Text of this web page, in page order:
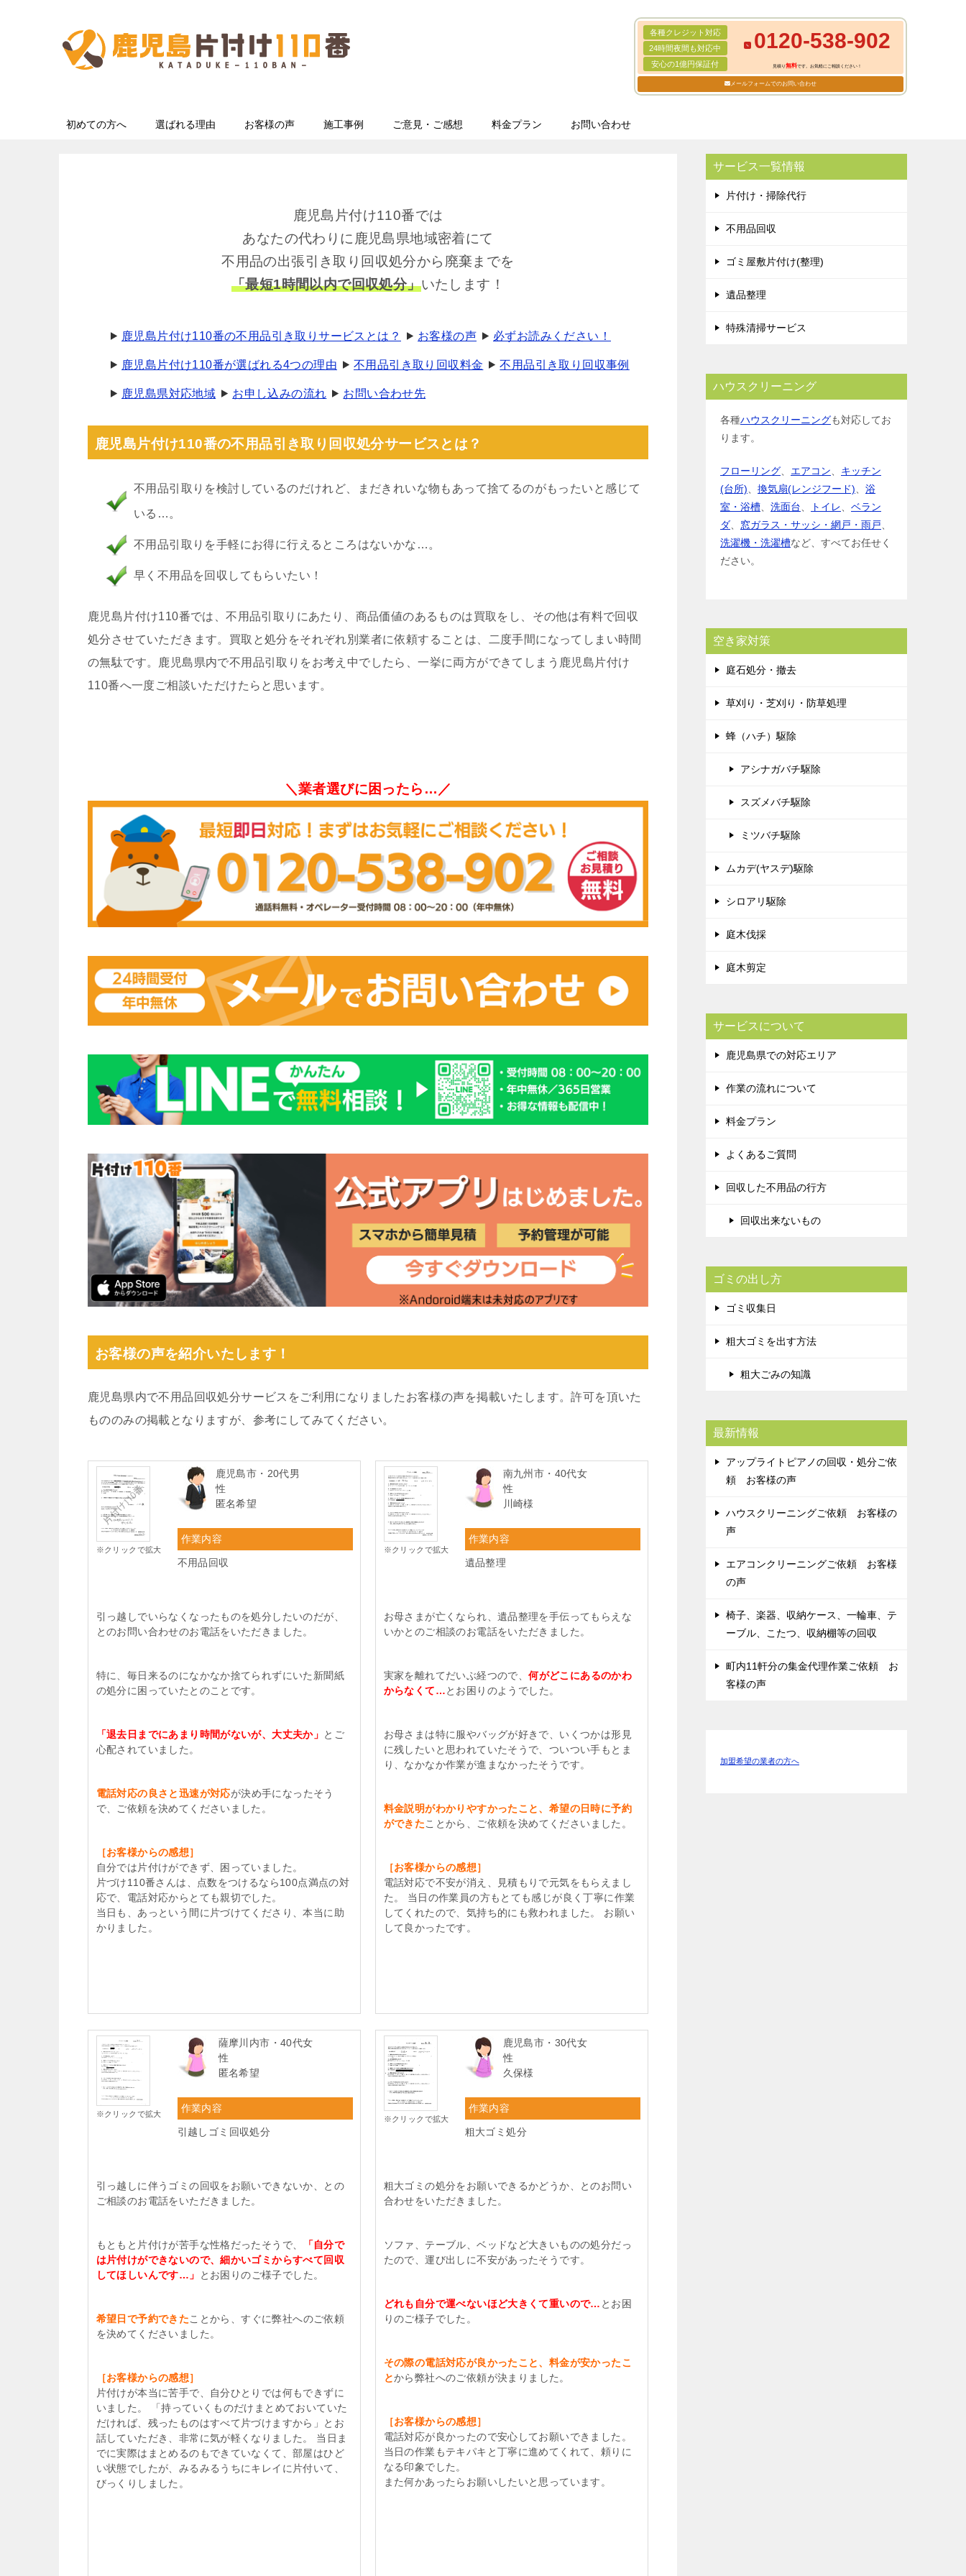
各種クレジット対応
24時間夜間も対応中
安心の1億円保証付
0120-538-902
見積り無料です。お気軽にご相談ください！
メールフォームでのお問い合わせ
初めての方へ 選ばれる理由 お客様の声 施工事例 ご意見・ご感想 料金プラン お問い合わせ
鹿児島片付け110番では
あなたの代わりに鹿児島県地域密着にて
不用品の出張引き取り回収処分から廃棄までを
「最短1時間以内で回収処分」いたします！
鹿児島片付け110番の不用品引き取りサービスとは？ お客様の声 必ずお読みください！
鹿児島片付け110番が選ばれる4つの理由 不用品引き取り回収料金 不用品引き取り回収事例
鹿児島県対応地域 お申し込みの流れ お問い合わせ先
鹿児島片付け110番の不用品引き取り回収処分サービスとは？
不用品引取りを検討しているのだけれど、まだきれいな物もあって捨てるのがもったいと感じて
いる…。
不用品引取りを手軽にお得に行えるところはないかな…。
早く不用品を回収してもらいたい！
鹿児島片付け110番では、不用品引取りにあたり、商品価値のあるものは買取をし、その他は有料で回収
処分させていただきます。買取と処分をそれぞれ別業者に依頼することは、二度手間になってしまい時間
の無駄です。鹿児島県内で不用品引取りをお考え中でしたら、一挙に両方ができてしまう鹿児島片付け
110番へ一度ご相談いただけたらと思います。
＼業者選びに困ったら…／
お客様の声を紹介いたします！
鹿児島県内で不用品回収処分サービスをご利用になりましたお客様の声を掲載いたします。許可を頂いた
もののみの掲載となりますが、参考にしてみてください。
※クリックで拡大
鹿児島市・20代男
性
匿名希望
作業内容
不用品回収
引っ越しでいらなくなったものを処分したいのだが、
とのお問い合わせのお電話をいただきました。
特に、毎日来るのになかなか捨てられずにいた新聞紙
の処分に困っていたとのことです。
「退去日までにあまり時間がないが、大丈夫か」 とご
心配されていました。
電話対応の良さと迅速が対応が決め手になったそう
で、ご依頼を決めてくださいました。
［お客様からの感想］
自分では片付けができず、困っていました。
片づけ110番さんは、点数をつけるなら100点満点の対
応で、電話対応からとても親切でした。
当日も、あっという間に片づけてくださり、本当に助
かりました。
※クリックで拡大
南九州市・40代女
性
川崎様
作業内容
遺品整理
お母さまが亡くなられ、遺品整理を手伝ってもらえな
いかとのご相談のお電話をいただきました。
実家を離れてだいぶ経つので、何がどこにあるのかわ
からなくて…とお困りのようでした。
お母さまは特に服やバッグが好きで、いくつかは形見
に残したいと思われていたそうで、ついつい手もとま
り、なかなか作業が進まなかったそうです。
料金説明がわかりやすかったこと、希望の日時に予約
ができたことから、ご依頼を決めてくださいました。
［お客様からの感想］
電話対応で不安が消え、見積もりで元気をもらえまし
た。 当日の作業員の方もとても感じが良く丁寧に作業
してくれたので、気持ち的にも救われました。 お願い
して良かったです。
※クリックで拡大
薩摩川内市・40代女
性
匿名希望
作業内容
引越しゴミ回収処分
引っ越しに伴うゴミの回収をお願いできないか、との
ご相談のお電話をいただきました。
もともと片付けが苦手な性格だったそうで、
「自分で
は片付けができないので、細かいゴミからすべて回収
してほしいんです…」
とお困りのご様子でした。
希望日で予約できたことから、すぐに弊社へのご依頼
を決めてくださいました。
［お客様からの感想］
片付けが本当に苦手で、自分ひとりでは何もできずに
いました。 「持っていくものだけまとめておいていた
だければ、残ったものはすべて片づけますから」とお
話していただき、非常に気が軽くなりました。 当日ま
でに実際はまとめるのもできていなくて、部屋はひど
い状態でしたが、みるみるうちにキレイに片付いて、
びっくりしました。
※クリックで拡大
鹿児島市・30代女
性
久保様
作業内容
粗大ゴミ処分
粗大ゴミの処分をお願いできるかどうか、とのお問い
合わせをいただきました。
ソファ、テーブル、ベッドなど大きいものの処分だっ
たので、運び出しに不安があったそうです。
どれも自分で運べないほど大きくて重いので… とお困
りのご様子でした。
その際の電話対応が良かったこと、料金が安かったこ
とから弊社へのご依頼が決まりました。
［お客様からの感想］
電話対応が良かったので安心してお願いできました。
当日の作業もテキパキと丁寧に進めてくれて、頼りに
なる印象でした。
また何かあったらお願いしたいと思っています。
サービス一覧情報
片付け・掃除代行
不用品回収
ゴミ屋敷片付け(整理)
遺品整理
特殊清掃サービス
ハウスクリーニング
各種ハウスクリーニングも対応してお
ります。
フローリング エアコン
キッチン
(台所)
換気扇(レンジフード)
浴
室・浴槽
洗面台 トイレ
ベラン
ダ
窓ガラス・サッシ・網戸・雨戸
洗濯機・洗濯槽など、すべてお任せく
ださい。
空き家対策
庭石処分・撤去
草刈り・芝刈り・防草処理
蜂（ハチ）駆除
アシナガバチ駆除
スズメバチ駆除
ミツバチ駆除
ムカデ(ヤスデ)駆除
シロアリ駆除
庭木伐採
庭木剪定
サービスについて
鹿児島県での対応エリア
作業の流れについて
料金プラン
よくあるご質問
回収した不用品の行方
回収出来ないもの
ゴミの出し方
ゴミ収集日
粗大ゴミを出す方法
粗大ごみの知識
最新情報
アップライトピアノの回収・処分ご依
頼 お客様の声
ハウスクリーニングご依頼 お客様の
声
エアコンクリーニングご依頼 お客様
の声
椅子、楽器、収納ケース、一輪車、テ
ーブル、こたつ、収納棚等の回収
町内11軒分の集金代理作業ご依頼 お
客様の声
加盟希望の業者の方へ